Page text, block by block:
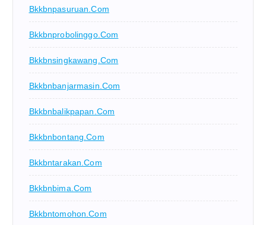
Bkkbnpasuruan.com
Bkkbnprobolinggo.com
Bkkbnsingkawang.com
Bkkbnbanjarmasin.com
Bkkbnbalikpapan.com
Bkkbnbontang.com
Bkkbntarakan.com
Bkkbnbima.com
Bkkbntomohon.com